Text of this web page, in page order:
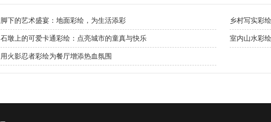
脚下的艺术盛宴：地面彩绘，为生活添彩 乡村写实彩
石墩上的可爱卡通彩绘：点亮城市的童真与快乐 室内山水彩
用火影忍者彩绘为餐厅增添热血氛围